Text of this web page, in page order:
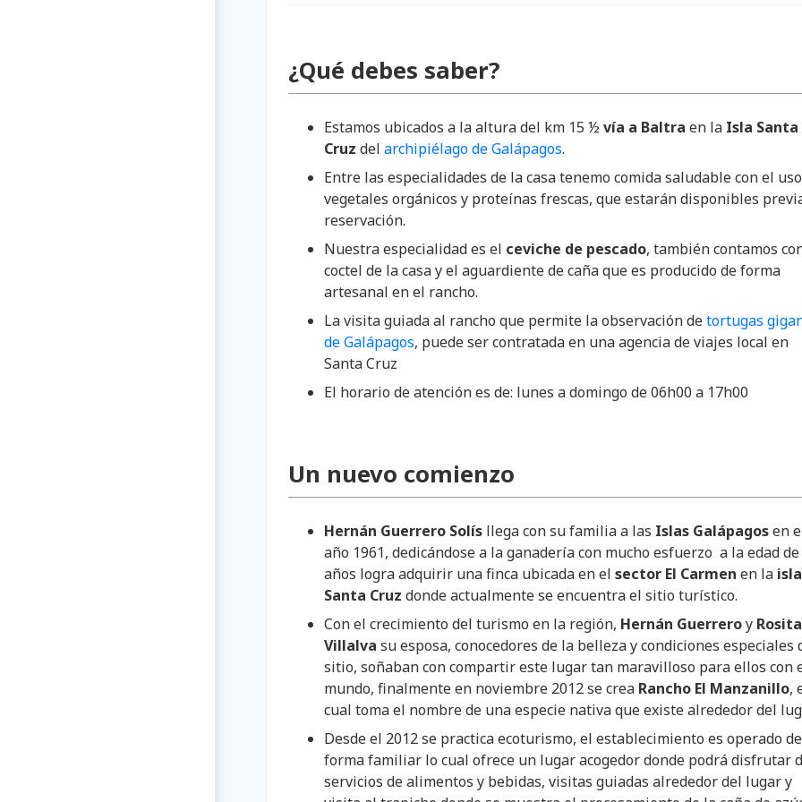
¿Qué debes saber?
Estamos ubicados a la altura del km 15 ½ vía a Baltra en la Isla Santa
Cruz del archipiélago de Galápagos.
Entre las especialidades de la casa tenemo comida saludable con el
vegetales orgánicos y proteínas frescas, que estarán disponibles
reservación.
Nuestra especialidad es el ceviche de pescado, también contamos
coctel de la casa y el aguardiente de caña que es producido de forma
artesanal en el rancho.
La visita guiada al rancho que permite la observación detortugas
de Galápagos, puede ser contratada en una agencia de viajes local en
Santa Cruz
El horario de atención es de: lunes a domingo de 06h00 a 17h00
Un nuevo comienzo
Hernán Guerrero Solís llega con su familia a las Islas Galápagosen
año 1961, dedicándose a la ganadería con mucho esfuerzo a la edad de
años logra adquirir una finca ubicada en el sector El Carmen en la isla
Santa Cruz donde actualmente se encuentra el sitio turístico.
Con el crecimiento del turismo en la región, Hernán Guerreroy Rosita
Villalva su esposa, conocedores de la belleza y condiciones especiales
sitio, soñaban con compartir este lugar tan maravilloso para ellos con
mundo, finalmente en noviembre 2012 se crea Rancho El Manzanillo,
cual toma el nombre de una especie nativa que existe alrededor del
Desde el 2012 se practica ecoturismo, el establecimiento es operado de
forma familiar lo cual ofrece un lugar acogedor donde podrá disfrutar
servicios de alimentos y bebidas, visitas guiadas alrededor del lugar y